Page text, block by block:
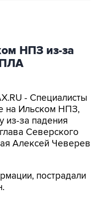
НПЗ из-за
- Специалисты
на Ильском НПЗ,
из-за падения
Северского
Алексей Чеверев
пострадали